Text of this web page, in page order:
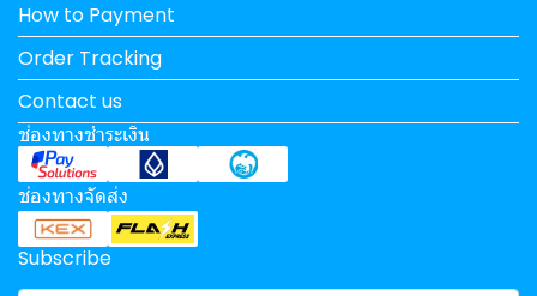
How to Payment
Order Tracking
Contact us
ช่องทางชำระเงิน
ช่องทางจัดส่ง
Subscribe